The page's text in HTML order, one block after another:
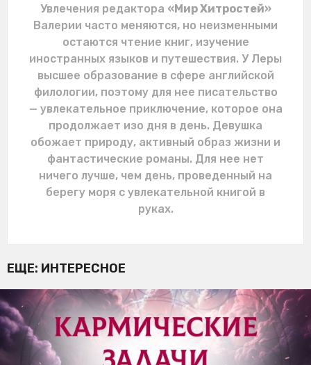
Увлечения редактора «Мир Хитростей»
Валерии часто меняются, но неизменными
остаются чтение книг, изучение
иностранных языков и путешествия. У Леры
высшее образование в сфере английской
филологии, поэтому для нее писательство
— увлекательное приключение, которое она
продолжает изо дня в день. Девушка
обожает природу, активный образ жизни и
фантастические романы. Для нее нет
ничего лучше, чем день, проведенный на
берегу моря с увлекательной книгой в
руках.
ЕЩЕ: ИНТЕРЕСНОЕ